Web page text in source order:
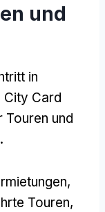
und
in
City Card
und
Touren,